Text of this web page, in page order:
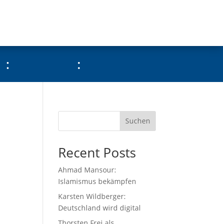
: :
Suchen
Recent Posts
Ahmad Mansour:
Islamismus bekämpfen
Karsten Wildberger:
Deutschland wird digital